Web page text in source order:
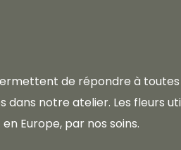
de répondre à toutes
notre atelier. Les fleurs
Europe, par nos soins.